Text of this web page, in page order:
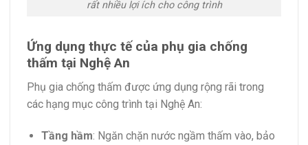
rất nhiều lợi ích cho công trình
Ứng dụng thực tế của phụ gia chống
thấm tại Nghệ An
Phụ gia chống thấm được ứng dụng rộng rãi trong
các hạng mục công trình tại Nghệ An:
Tầng hầm: Ngăn chặn nước ngầm thấm vào, bảo